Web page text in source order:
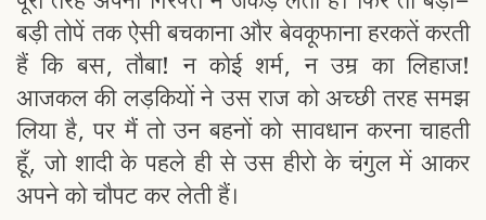
बड़ी तोपें तक ऐसी बचकाना और बेवकूफाना हरकतें करती
हैं कि बस, तौबा! न कोई शर्म, न उम्र का लिहाज!
आजकल की लड़कियों ने उस राज को अच्छी तरह समझ
लिया है, पर मैं तो उन बहनों को सावधान करना चाहती
हूँ, जो शादी के पहले ही से उस हीरो के चंगुल में आकर
अपने को चौपट कर लेती हैं।